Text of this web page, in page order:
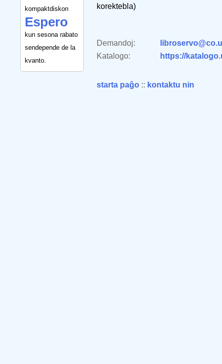
kompaktdiskon
Espero
kun sesona rabato
sendepende de la
kvanto.
korektebla)
Demandoj:
Katalogo:
https://
starta paĝo :: kontaktu nin